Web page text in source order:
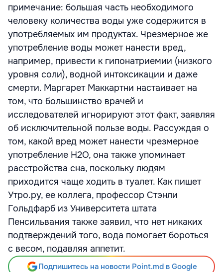
примечание: большая часть необходимого
человеку количества воды уже содержится в
употребляемых им продуктах. Чрезмерное же
употребление воды может нанести вред,
например, привести к гипонатриемии (низкого
уровня соли), водной интоксикации и даже
смерти. Маргарет Маккартни настаивает на
том, что большинство врачей и
исследователей игнорируют этот факт, заявляя
об исключительной пользе воды. Рассуждая о
том, какой вред может нанести чрезмерное
употребление H2O, она также упоминает
расстройства сна, поскольку людям
приходится чаще ходить в туалет. Как пишет
Утро.ру, ее коллега, профессор Стэнли
Гольдфарб из Университета штата
Пенсильвания также заявил, что нет никаких
подтверждений того, вода помогает бороться
с весом, подавляя аппетит.
Подпишитесь на новости Point.md в Google